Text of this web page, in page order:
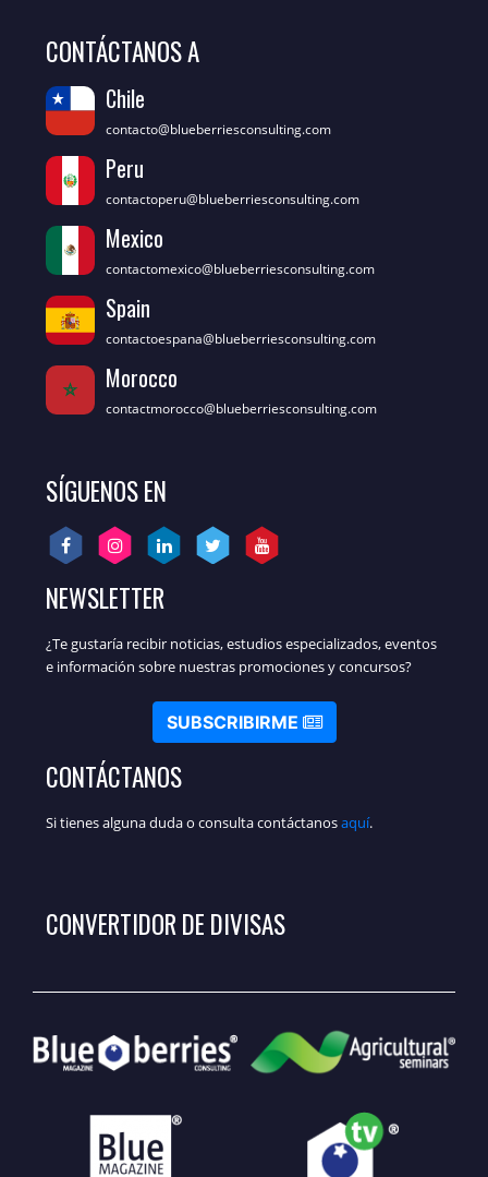
CONTÁCTANOS A
Chile
contacto@blueberriesconsulting.com
Peru
contactoperu@blueberriesconsulting.com
Mexico
contactomexico@blueberriesconsulting.com
Spain
contactoespana@blueberriesconsulting.com
Morocco
contactmorocco@blueberriesconsulting.com
SÍGUENOS EN
NEWSLETTER
¿Te gustaría recibir noticias, estudios especializados, eventos
e información sobre nuestras promociones y concursos?
SUBSCRIBIRME
CONTÁCTANOS
Si tienes alguna duda o consulta contáctanosaquí.
CONVERTIDOR DE DIVISAS